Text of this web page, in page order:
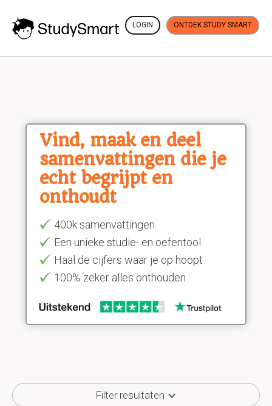
LOGIN ONTDEK STUDY SMART
Vind, maak en deel
samenvattingen die je
echt begrijpt en
onthoudt
400k samenvattingen
Een unieke studie- en oefentool
Haal de cijfers waar je op hoopt
100% zeker alles onthouden
Filter resultaten